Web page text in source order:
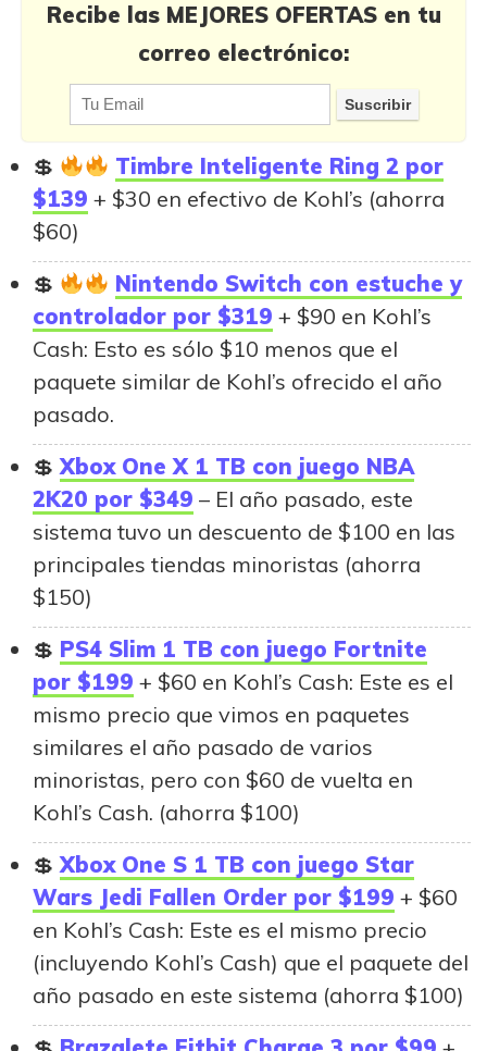
Recibe las MEJORES OFERTAS en tu
correo electrónico:
Timbre Inteligente Ring 2 por
$139 + $30 en efectivo de Kohl’s (ahorra
$60)
Nintendo Switch con estuche y
controlador por $319 + $90 en Kohl’s
Cash: Esto es sólo $10 menos que el
paquete similar de Kohl’s ofrecido el año
pasado.
Xbox One X 1 TB con juego NBA
2K20 por $349 – El año pasado, este
sistema tuvo un descuento de $100 en las
principales tiendas minoristas (ahorra
$150)
PS4 Slim 1 TB con juego Fortnite
por $199 + $60 en Kohl’s Cash: Este es el
mismo precio que vimos en paquetes
similares el año pasado de varios
minoristas, pero con $60 de vuelta en
Kohl’s Cash. (ahorra $100)
Xbox One S 1 TB con juego Star
Wars Jedi Fallen Order por $199 + $60
en Kohl’s Cash: Este es el mismo precio
(incluyendo Kohl’s Cash) que el paquete del
año pasado en este sistema (ahorra $100)